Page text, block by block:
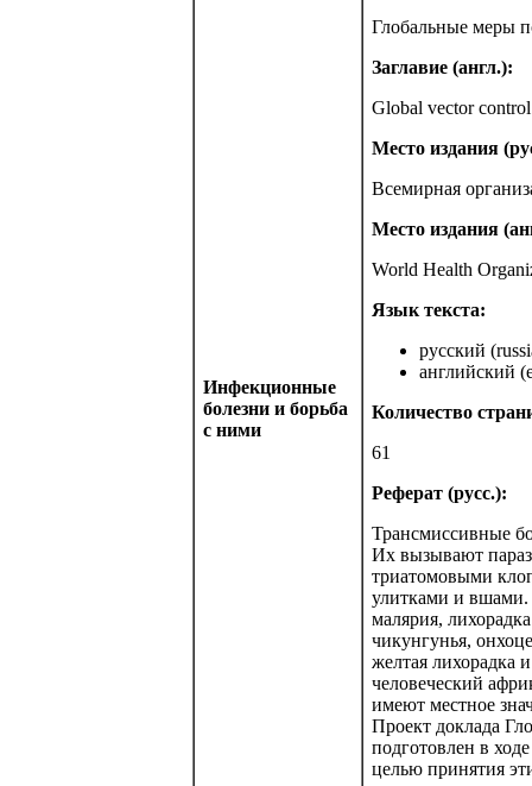
Инфекционные
болезни и борьба
с ними
Глобальные меры
Заглавие (англ.):
Global vector
Место издания
Всемирная
Место издания
World Health
Язык текста:
русский
английский
Количество
61
Реферат (русс.):
Трансмиссивные
Их вызывают
триатомовыми
улитками и вшами.
малярия,
чикунгунья,
желтая лихорадка
человеческий
имеют местное
Проект доклада
подготовлен в
целью принятия